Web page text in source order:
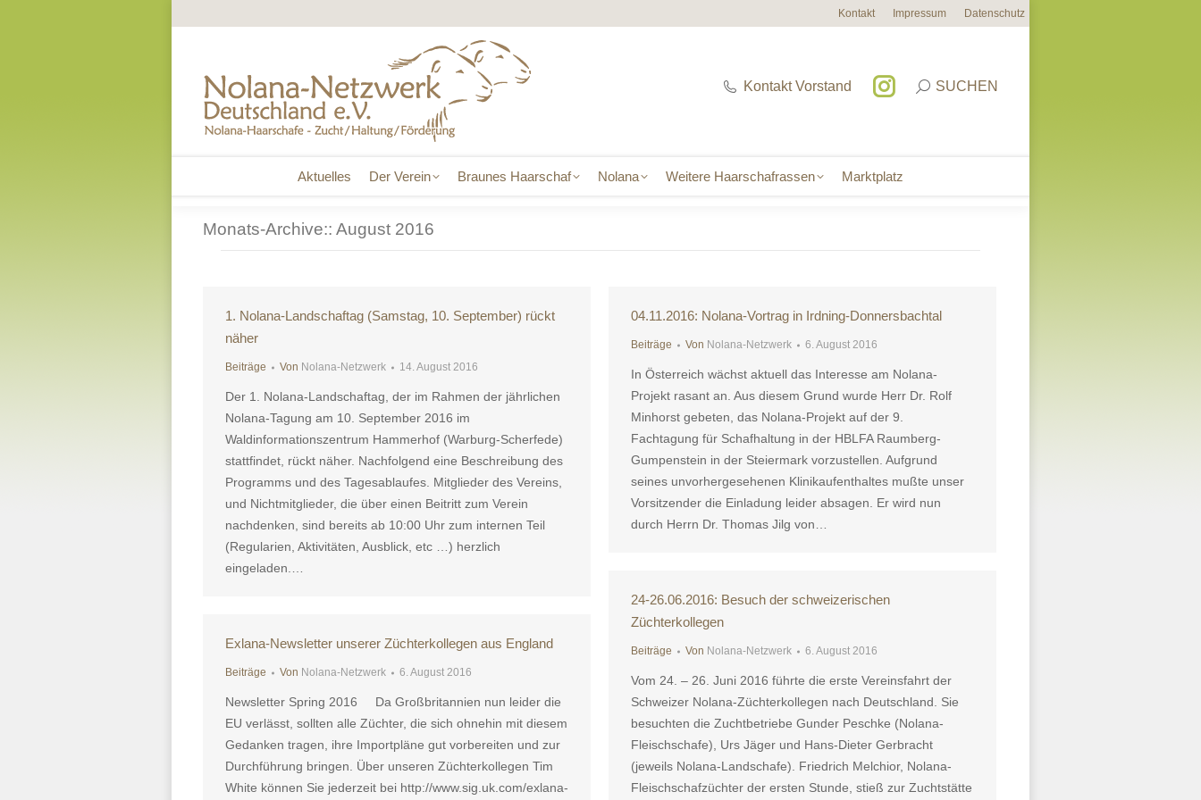
Kontakt Impressum Datenschutz
Kontakt Vorstand SUCHEN
Aktuelles Der Verein Braunes Haarschaf Nolana Weitere Haarschafrassen Marktplatz
Monats-Archive:: August 2016
1. Nolana-Landschaftag (Samstag, 10. September) rückt
näher
Beiträge Von Nolana-Netzwerk 14. August 2016
Der 1. Nolana-Landschaftag, der im Rahmen der jährlichen
Nolana-Tagung am 10. September 2016 im
Waldinformationszentrum Hammerhof (Warburg-Scherfede)
stattfindet, rückt näher. Nachfolgend eine Beschreibung des
Programms und des Tagesablaufes. Mitglieder des Vereins,
und Nichtmitglieder, die über einen Beitritt zum Verein
nachdenken, sind bereits ab 10:00 Uhr zum internen Teil
(Regularien, Aktivitäten, Ausblick, etc …) herzlich
eingeladen.…
04.11.2016: Nolana-Vortrag in Irdning-Donnersbachtal
Beiträge Von Nolana-Netzwerk 6. August 2016
In Österreich wächst aktuell das Interesse am Nolana-
Projekt rasant an. Aus diesem Grund wurde Herr Dr. Rolf
Minhorst gebeten, das Nolana-Projekt auf der 9.
Fachtagung für Schafhaltung in der HBLFA Raumberg-
Gumpenstein in der Steiermark vorzustellen. Aufgrund
seines unvorhergesehenen Klinikaufenthaltes mußte unser
Vorsitzender die Einladung leider absagen. Er wird nun
durch Herrn Dr. Thomas Jilg von…
24-26.06.2016: Besuch der schweizerischen
Züchterkollegen
Beiträge Von Nolana-Netzwerk 6. August 2016
Vom 24. – 26. Juni 2016 führte die erste Vereinsfahrt der
Schweizer Nolana-Züchterkollegen nach Deutschland. Sie
besuchten die Zuchtbetriebe Gunder Peschke (Nolana-
Fleischschafe), Urs Jäger und Hans-Dieter Gerbracht
(jeweils Nolana-Landschafe). Friedrich Melchior, Nolana-
Fleischschafzüchter der ersten Stunde, stieß zur Zuchtstätte
Exlana-Newsletter unserer Züchterkollegen aus England
Beiträge Von Nolana-Netzwerk 6. August 2016
Newsletter Spring 2016 Da Großbritannien nun leider die
EU verlässt, sollten alle Züchter, die sich ohnehin mit diesem
Gedanken tragen, ihre Importpläne gut vorbereiten und zur
Durchführung bringen. Über unseren Züchterkollegen Tim
White können Sie jederzeit bei http://www.sig.uk.com/exlana-
Aktuelles Der Verein Braunes Haarschaf Nolana Weitere Haarschafrassen Marktplatz